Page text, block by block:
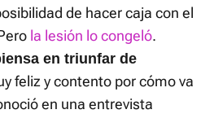
de hacer caja con el
la lesión lo congeló.
en triunfar de
feliz y contento por cómo va
en una entrevista